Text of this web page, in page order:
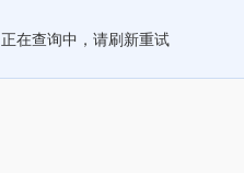
正在查询中，请刷新重试